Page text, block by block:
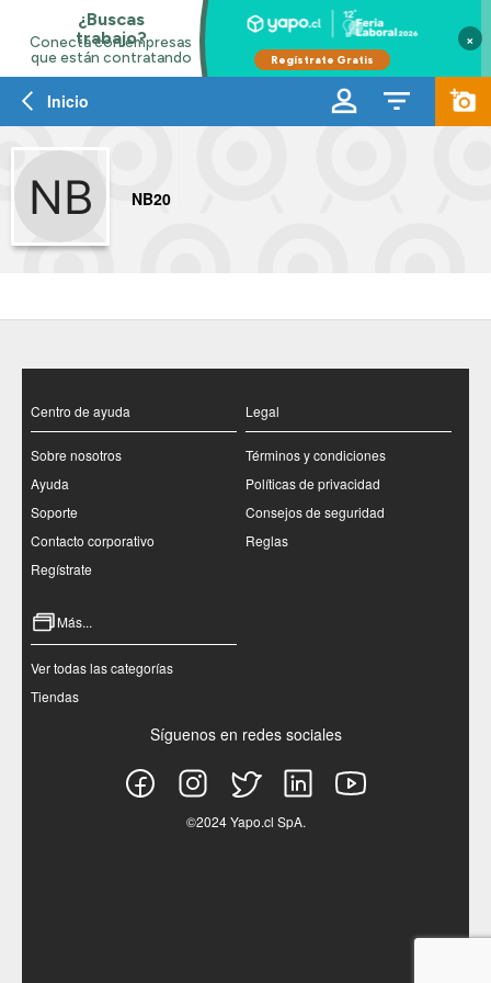
×
Inicio
NB20
Centro de ayuda
Sobre nosotros
Ayuda
Soporte
Contacto corporativo
Regístrate
Legal
Términos y condiciones
Políticas de privacidad
Consejos de seguridad
Reglas
Más...
Ver todas las categorías
Tiendas
Síguenos en redes sociales
©2024 Yapo.cl SpA.